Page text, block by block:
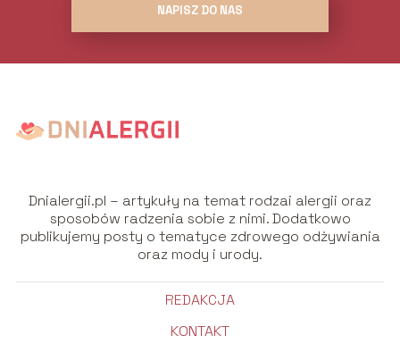
NAPISZ DO NAS
Dnialergii.pl – artykuły na temat rodzai alergii oraz
sposobów radzenia sobie z nimi. Dodatkowo
publikujemy posty o tematyce zdrowego odżywiania
oraz mody i urody.
REDAKCJA
KONTAKT